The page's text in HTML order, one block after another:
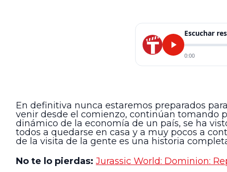
Escuchar
0:00
En definitiva nunca estaremos preparados
venir desde el comienzo, continúan tomando
dinámico de la economía de un país, se ha
todos a quedarse en casa y a muy pocos a
de la visita de la gente es una historia
No te lo pierdas: Jurassic World: Dominion: